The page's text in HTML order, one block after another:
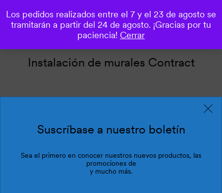
0
Instalación de murales Contract
independientes de paneles de 105 cm / 41,3″ cada
Suscríbase a nuestro boletín
Sea el primero en conocer nuestros nuevos productos, las
promociones de
y mucho más.
Los pedidos realizados entre el 7 y el 23 de agosto se
tramitarán a partir del 24 de agosto. ¡Gracias por tu
paciencia! Cerrar